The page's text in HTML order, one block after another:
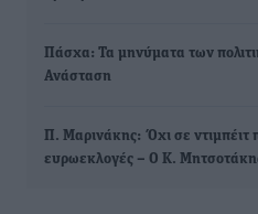
Πάσχα: Τα μηνύματα των
Ανάσταση
Π. Μαρινάκης: Όχι σε ντιμπέιτ
ευρωεκλογές – Ο Κ.